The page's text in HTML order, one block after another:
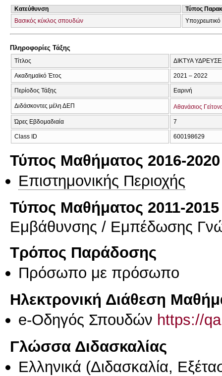
Κατεύθυνση
Τύπος
Βασικός κύκλος σπουδών
Υποχρεωτικό
Πληροφορίες Τάξης
Τίτλος ΔΙΚΤΥΑ
Ακαδημαϊκό Έτος 2021 – 2022
Περίοδος Τάξης Εαρινή
Διδάσκοντες μέλη ΔΕΠ Αθανάσιος
Ώρες Εβδομαδιαία 7
Class ID 600198629
Τύπος Μαθήματος 2016-2020
Επιστημονικής Περιοχής
Τύπος Μαθήματος 2011-2015
Εμβάθυνσης / Εμπέδωσης
Τρόπος Παράδοσης
Πρόσωπο με πρόσωπο
Ηλεκτρονική Διάθεση
e-Οδηγός Σπουδών https://
Γλώσσα Διδασκαλίας
Ελληνικά (Διδασκαλία,